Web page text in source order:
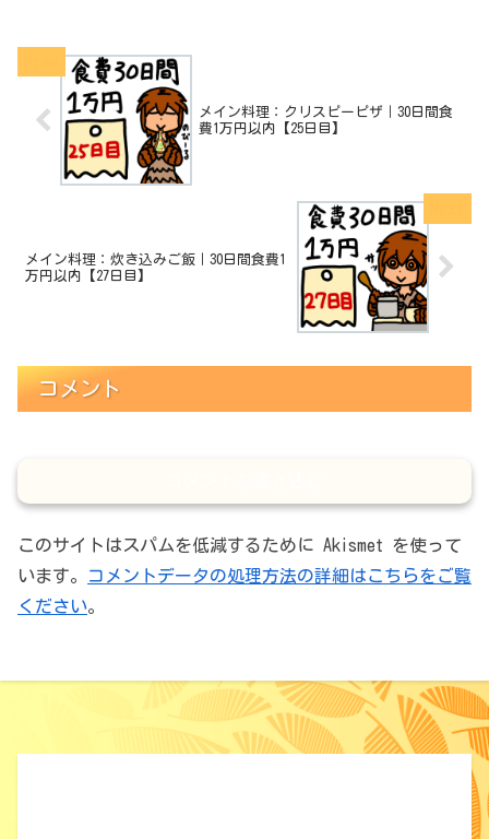
メイン料理：クリスピーピザ｜30日間食
費1万円以内【25日目】
メイン料理：炊き込みご飯｜30日間食費1
万円以内【27日目】
コメント
このサイトはスパムを低減するために Akismet を使って
います。
コメントデータの処理方法の詳細はこちらをご覧
ください。